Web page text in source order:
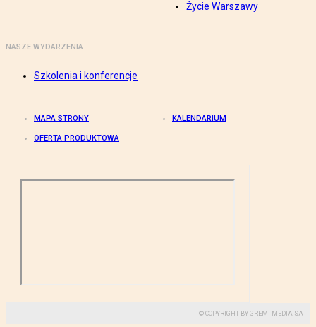
Życie Warszawy
NASZE WYDARZENIA
Szkolenia i konferencje
MAPA STRONY KALENDARIUM
OFERTA PRODUKTOWA
© COPYRIGHT BY GREMI MEDIA SA